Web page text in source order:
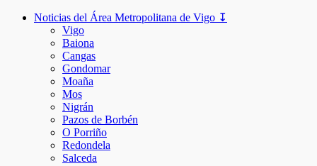
Noticias del Área Metropolitana de Vigo ↧
Vigo
Baiona
Cangas
Gondomar
Moaña
Mos
Nigrán
Pazos de Borbén
O Porriño
Redondela
Salceda